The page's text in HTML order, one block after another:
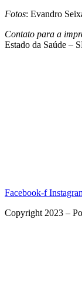
Fotos: Evandro
Contato para a
Estado da Saúde –
Facebook-f
Copyright 2023 –